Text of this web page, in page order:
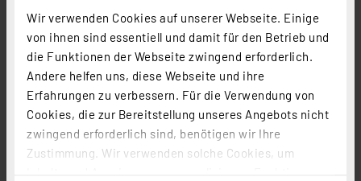
Wir verwenden Cookies auf unserer Webseite. Einige
von ihnen sind essentiell und damit für den Betrieb und
die Funktionen der Webseite zwingend erforderlich.
Andere helfen uns, diese Webseite und ihre
Erfahrungen zu verbessern. Für die Verwendung von
Cookies, die zur Bereitstellung unseres Angebots nicht
zwingend erforderlich sind, benötigen wir Ihre
Zustimmung. Wir verwenden solche Cookies, um
Management, Wetter-und Umweltdaten-Auswertung,
richtige Einstiegslösung mit dem passenden
Homematic IP bietet alle Vorteile eines modernen
Smart Home Systems mit umfangreichem Fernzugriff,
höchster Erreichbarkeit, einfachster Konfiguration